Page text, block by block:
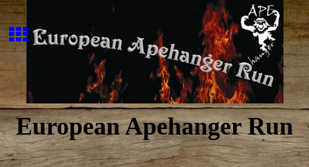
European Apehanger Run